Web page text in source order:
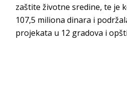
zaštite životne sredine, te je
107,5 miliona dinara i
projekata u 12 gradova i